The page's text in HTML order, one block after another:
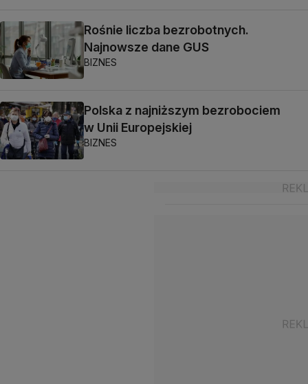
Rośnie liczba bezrobotnych.
Najnowsze dane GUS
BIZNES
Polska z najniższym bezrobociem
w Unii Europejskiej
BIZNES